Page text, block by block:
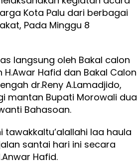
Kota Palu dari berbagai
Pada Minggu 8
langsung oleh Bakal calon
Hafid dan Bakal Calon
dr.Reny A.Lamadjido,
mantan Bupati Morowali dua
Bahasoan.
tawakkaltu’alallahi laa haula
santai hari ini secara
Hafid.